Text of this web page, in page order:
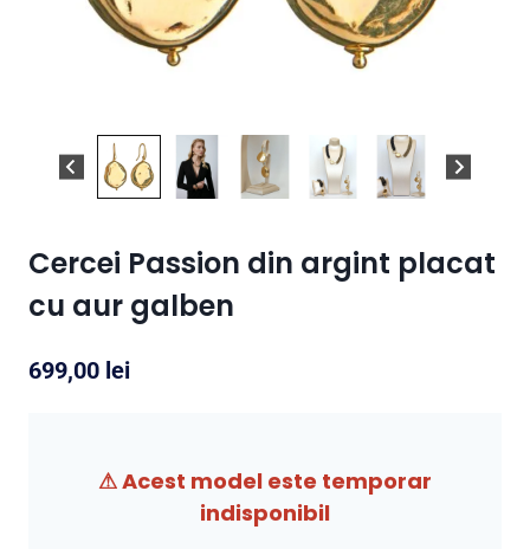
Cercei Passion din argint placat
cu aur galben
699,00 lei
⚠ Acest model este temporar
indisponibil